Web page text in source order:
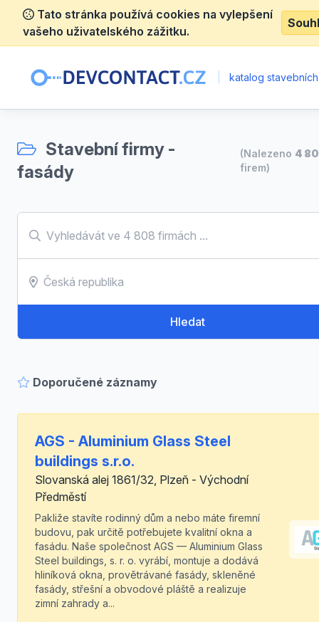
Tato stránka používá cookies na vylepšení
vašeho uživatelského zážitku.
katalog
Stavební firmy -
fasády
(Nalezeno 4
firem)
Hledat
Doporučené záznamy
AGS - Aluminium Glass Steel
buildings s.r.o.
Slovanská alej 1861/32, Plzeň - Východní
Předměstí
Pakliže stavíte rodinný dům a nebo máte firemní
budovu, pak určitě potřebujete kvalitní okna a
fasádu. Naše společnost AGS — Aluminium Glass
Steel buildings, s. r. o. vyrábí, montuje a dodává
hliníková okna, provětrávané fasády, skleněné
fasády, střešní a obvodové pláště a realizuje
zimní zahrady a...